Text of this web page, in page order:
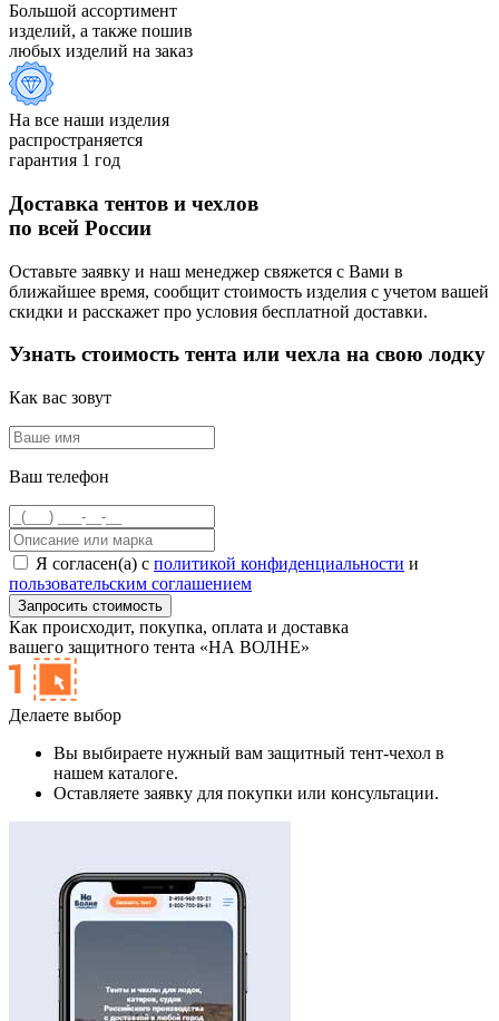
Большой ассортимент
изделий, а также пошив
любых изделий на заказ
На все наши изделия
распространяется
гарантия 1 год
Доставка тентов и чехлов
по всей России
Оставьте заявку и наш менеджер свяжется с Вами в
ближайшее время, сообщит стоимость изделия с учетом вашей
скидки и расскажет про условия бесплатной доставки.
Узнать стоимость тента или чехла на свою лодку
Как вас зовут
Ваш телефон
Я согласен(а) с политикой конфиденциальности и
пользовательским соглашением
Как происходит, покупка, оплата и доставка
вашего защитного тента «НА ВОЛНЕ»
Делаете выбор
Вы выбираете нужный вам защитный тент-чехол в
нашем каталоге.
Оставляете заявку для покупки или консультации.